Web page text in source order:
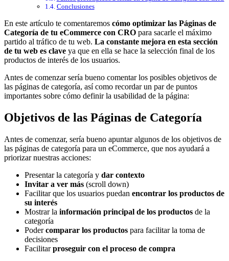
Conclusiones
En este artículo te comentaremos cómo optimizar las Páginas de
Categoría de tu eCommerce con CRO para sacarle el máximo
partido al tráfico de tu web. La constante mejora en esta sección
de tu web es clave ya que en ella se hace la selección final de los
productos de interés de los usuarios.
Antes de comenzar sería bueno comentar los posibles objetivos de
las páginas de categoría, así como recordar un par de puntos
importantes sobre cómo definir la usabilidad de la página:
Objetivos de las Páginas de Categoría
Antes de comenzar, sería bueno apuntar algunos de los objetivos de
las páginas de categoría para un eCommerce, que nos ayudará a
priorizar nuestras acciones:
Presentar la categoría y dar contexto
Invitar a ver más (scroll down)
Facilitar que los usuarios puedan encontrar los productos de
su interés
Mostrar la información principal de los productos de la
categoría
Podercomparar los productos para facilitar la toma de
decisiones
Facilitarproseguir con el proceso de compra